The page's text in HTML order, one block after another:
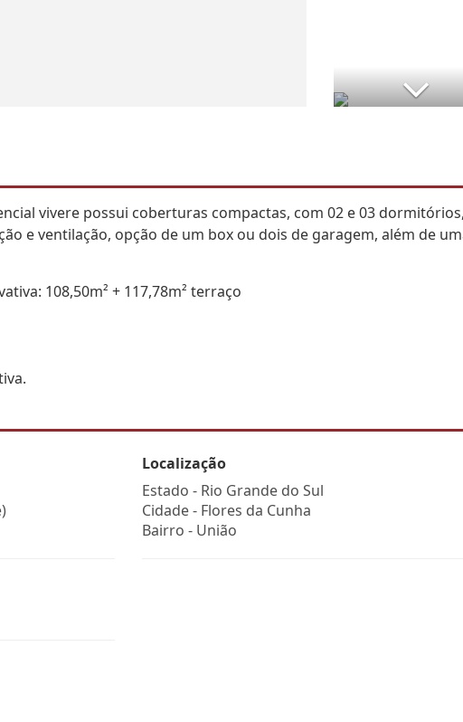
vivere possui coberturas compactas, com 02 e 03
e ventilação, opção de um box ou dois de garagem, além de
108,50m² + 117,78m² terraço
Localização
Estado - Rio Grande do Sul
Cidade - Flores da Cunha
Bairro - União